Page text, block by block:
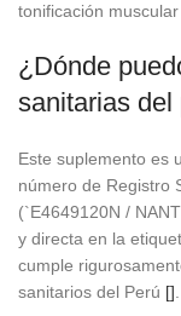
tonificación
¿Dónde
sanitarias del
Este suplemento es
número de Registro
(`E4649120N /
y directa en la
cumple
sanitarios del Perú []